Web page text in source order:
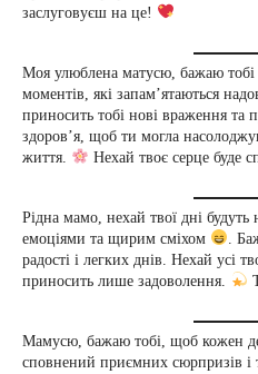
заслуговуєш на це!
Моя улюблена матусю, бажаю тобі
моментів, які запам’ятаються
приносить тобі нові враження та
здоров’я, щоб ти могла
життя.
Нехай твоє серце буде
Рідна мамо, нехай твої дні
емоціями та щирим сміхом
.
радості і легких днів. Нехай усі
приносить лише задоволення.
Мамусю, бажаю тобі, щоб кожен
сповнений приємних сюрпризів і